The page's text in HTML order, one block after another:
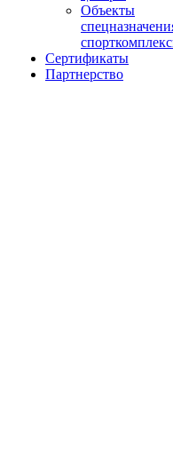
Объекты
Сертификаты
Партнерство